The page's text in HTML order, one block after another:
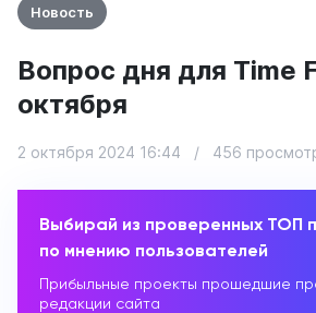
Новость
Вопрос дня для Time
октября
2 октября 2024 16:44 / 456
Выбирай из проверенных ТОП
по мнению пользователей
Прибыльные проекты прошедшие
редакции сайта